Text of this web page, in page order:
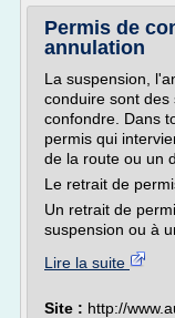
Permis de
annulation
La suspension,
conduire sont des
confondre. Dans
permis qui
de la route ou un
Le retrait de
Un retrait de
suspension ou à
Lire la suite
Site : http://